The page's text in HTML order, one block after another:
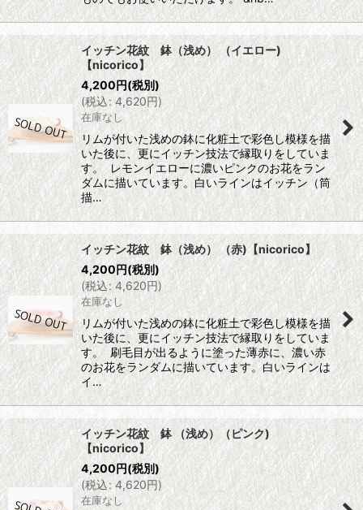
イッチン花紋 鉢（浅め） （イエロー)
【nicorico】
4,200円(税別)
(税込: 4,620円)
在庫なし
リムが付いた浅めの鉢に化粧土で彩色し模様を描
いた後に、更にイッチン技法で縁取りをしていま
す。 レモンイエローに濃いピンクのお花をラン
ダムに描いています。白いラインはイッチン（筒
描…
イッチン花紋 鉢（浅め） （赤)【nicorico】
4,200円(税別)
(税込: 4,620円)
在庫なし
リムが付いた浅めの鉢に化粧土で彩色し模様を描
いた後に、更にイッチン技法で縁取りをしていま
す。 刷毛目が出るように塗った薄赤に、濃い赤
のお花をランダムに描いています。白いラインは
イ…
イッチン花紋 鉢 （浅め）（ピンク)
【nicorico】
4,200円(税別)
(税込: 4,620円)
在庫なし